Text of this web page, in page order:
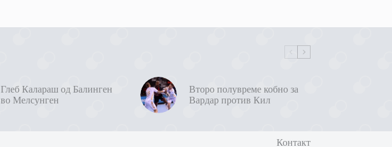
Глеб Калараш од Балинген
во Мелсунген
Второ полувреме кобно за
Вардар против Кил
Контакт